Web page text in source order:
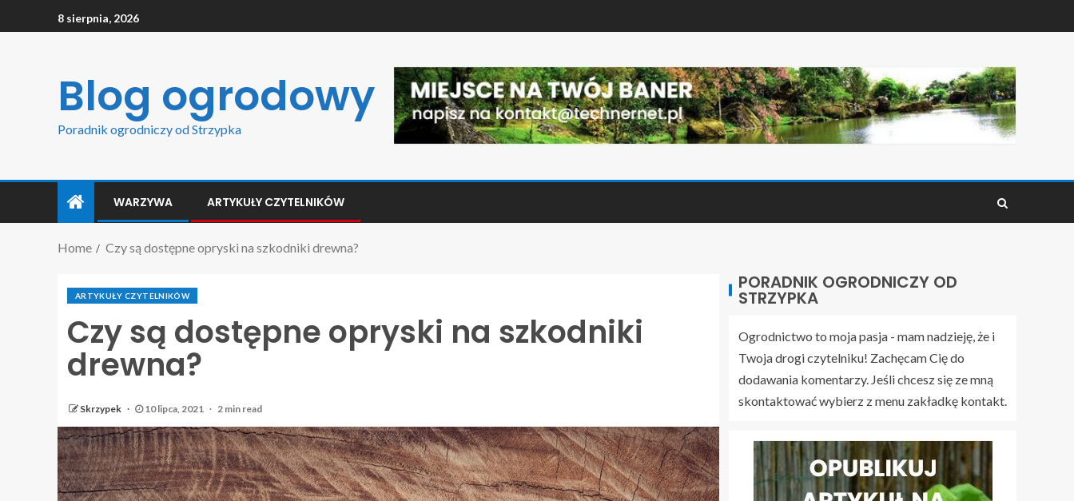
8 sierpnia, 2026
Blog ogrodowy
Poradnik ogrodniczy od Strzypka
WARZYWA ARTYKUŁY CZYTELNIKÓW
Home Czy są dostępne opryski na szkodniki drewna?
ARTYKUŁY CZYTELNIKÓW
Czy są dostępne opryski na szkodniki
drewna?
Skrzypek 10 lipca, 2021 2 min read
PORADNIK OGRODNICZY OD
STRZYPKA
Ogrodnictwo to moja pasja - mam nadzieję, że i
Twoja drogi czytelniku! Zachęcam Cię do
dodawania komentarzy. Jeśli chcesz się ze mną
skontaktować wybierz z menu zakładkę kontakt.